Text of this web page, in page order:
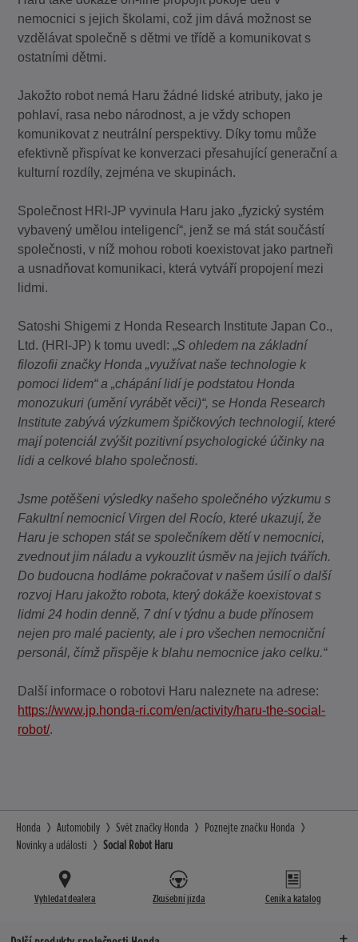
nemocnici s jejich školami, což jim dává možnost se
vzdělávat společně s dětmi ve třídě a komunikovat s
ostatními dětmi.
Jakožto robot nemá Haru žádné lidské atributy, jako je
pohlaví, rasa nebo národnost, a je vždy schopen
komunikovat z neutrální perspektivy. Díky tomu může
efektivně přispívat ke konverzaci přesahující generační a
kulturní rozdíly, zejména ve skupinách.
Společnost HRI-JP vyvinula Haru jako „fyzický systém
vybavený umělou inteligencí“, jenž se má stát součástí
společnosti, v níž mohou roboti koexistovat jako partneři
a usnadňovat komunikaci, která vytváří propojení mezi
lidmi.
Satoshi Shigemi z Honda Research Institute Japan Co.,
Ltd. (HRI-JP) k tomu uvedl: „S ohledem na základní
filozofii značky Honda „využívat naše technologie k
pomoci lidem“ a „chápání lidí je podstatou Honda
monozukuri (umění vyrábět věci)“, se Honda Research
Institute zabývá výzkumem špičkových technologií, které
mají potenciál zvýšit pozitivní psychologické účinky na
lidi a celkové blaho společnosti.
Jsme potěšeni výsledky našeho společného výzkumu s
Fakultní nemocnicí Virgen del Rocío, které ukazují, že
Haru je schopen stát se společníkem dětí v nemocnici,
zvednout jim náladu a vykouzlit úsměv na jejich tvářích.
Do budoucna hodláme pokračovat v našem úsilí o další
rozvoj Haru jakožto robota, který dokáže koexistovat s
lidmi 24 hodin denně, 7 dní v týdnu a bude přínosem
nejen pro malé pacienty, ale i pro všechen nemocniční
personál, čímž přispěje k blahu nemocnice jako celku.“
Další informace o robotovi Haru naleznete na adrese:
https://www.jp.honda-ri.com/en/activity/haru-the-social-
robot/.
Honda Automobily Svět značky Honda
Poznejte značku Honda
Novinky a události
Social Robot Haru
Vyhledat dealera Zkušební jízda Ceník a katalog